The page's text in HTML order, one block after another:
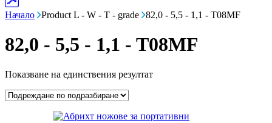
Начало Product L - W - T - grade 82,0 - 5,5 - 1,1 - T08MF
82,0 - 5,5 - 1,1 - T08MF
Показване на единствения резултат